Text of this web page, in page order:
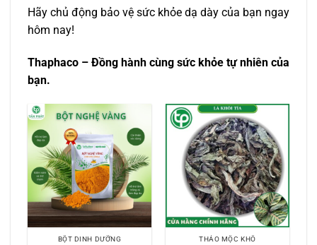
Hãy chủ động bảo vệ sức khỏe dạ dày của bạn ngay
hôm nay!
Thaphaco – Đồng hành cùng sức khỏe tự nhiên của
bạn.
BỘT DINH DƯỠNG THẢO MỘC KHÔ